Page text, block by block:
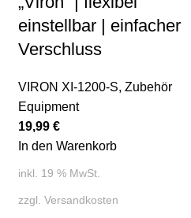
einstellbar | einfacher
Verschluss
VIRON XI-1200-S, Zubehör
Equipment
19,99 €
In den Warenkorb
inkl. 19 % MwSt.
zzgl. Versandkosten